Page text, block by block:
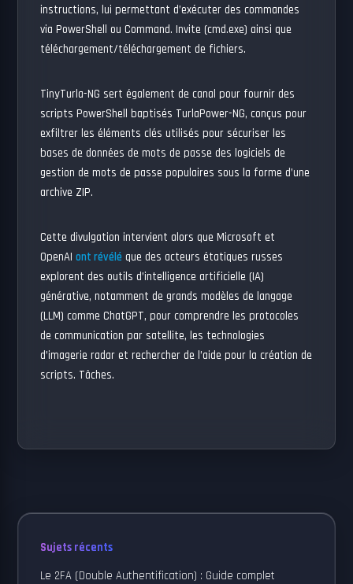
instructions, lui permettant d’exécuter des commandes
via PowerShell ou Command. Invite (cmd.exe) ainsi que
téléchargement/téléchargement de fichiers.
TinyTurla-NG sert également de canal pour fournir des
scripts PowerShell baptisés TurlaPower-NG, conçus pour
exfiltrer les éléments clés utilisés pour sécuriser les
bases de données de mots de passe des logiciels de
gestion de mots de passe populaires sous la forme d’une
archive ZIP.
Cette divulgation intervient alors que Microsoft et
OpenAIont révélé que des acteurs étatiques russes
explorent des outils d’intelligence artificielle (IA)
générative, notamment de grands modèles de langage
(LLM) comme ChatGPT, pour comprendre les protocoles
de communication par satellite, les technologies
d’imagerie radar et rechercher de l’aide pour la création de
scripts. Tâches.
Sujets récents
Le 2FA (Double Authentification) : Guide complet